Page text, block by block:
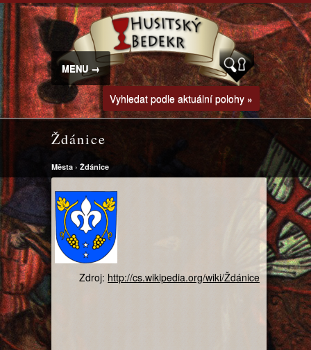
MENU →
Vyhledat podle aktuální polohy »
Ždánice
Města › Ždánice
Zdroj: http://cs.wikipedia.org/wiki/Ždánice